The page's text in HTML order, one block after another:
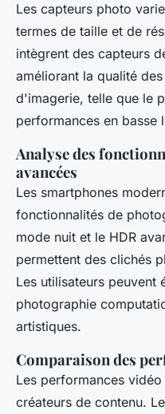
Les capteurs photo
termes de taille et de
intègrent des capteurs
améliorant la qualité
d'imagerie, telle que le
performances en basse
Analyse des
avancées
Les smartphones
fonctionnalités de
mode nuit et le HDR
permettent des clichés
Les utilisateurs peuvent
photographie
artistiques.
Comparaison des
Les performances
créateurs de contenu.